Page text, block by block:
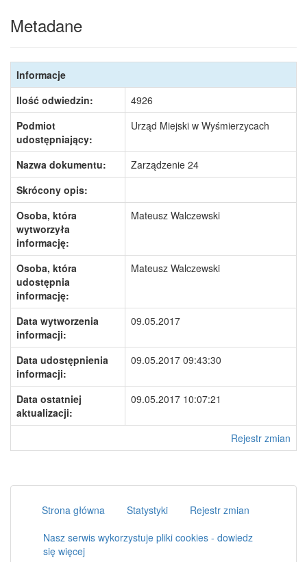
Metadane
Informacje
Ilość odwiedzin:
4926
Podmiot
udostępniający:
Urząd Miejski w Wyśmierzycach
Nazwa dokumentu:
Zarządzenie 24
Skrócony opis:
Osoba, która
wytworzyła
informację:
Mateusz Walczewski
Osoba, która
udostępnia
informację:
Mateusz Walczewski
Data wytworzenia
informacji:
09.05.2017
Data udostępnienia
informacji:
09.05.2017 09:43:30
Data ostatniej
aktualizacji:
09.05.2017 10:07:21
Rejestr zmian
Strona główna Statystyki
Rejestr zmian
Nasz serwis wykorzystuje pliki cookies - dowiedz
się więcej